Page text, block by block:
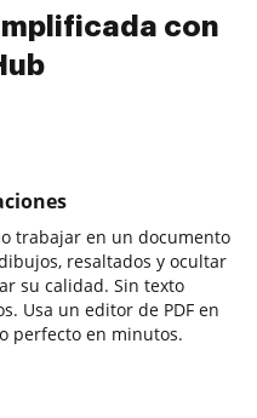
con
trabajar en un documento
resaltados y ocultar
su calidad. Sin texto
Usa un editor de PDF en
perfecto en minutos.